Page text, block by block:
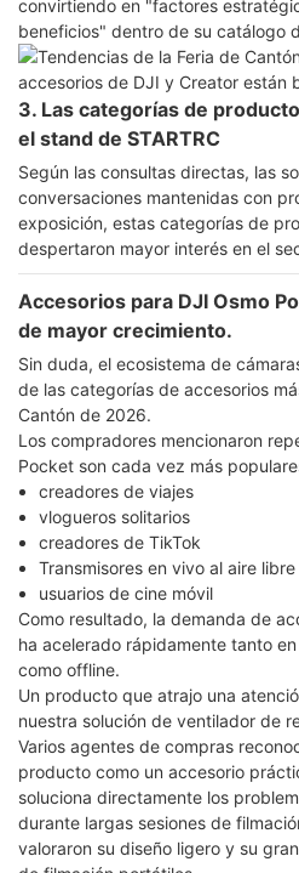
convirtiendo en "factores
beneficios" dentro de su catálogo
3. Las categorías de
el stand de STARTRC
Según las consultas directas, las
conversaciones mantenidas con
exposición, estas categorías de
despertaron mayor interés en el
Accesorios para DJI Osmo
de mayor crecimiento.
Sin duda, el ecosistema de
de las categorías de accesorios
Cantón de 2026.
Los compradores mencionaron
Pocket son cada vez más
creadores de viajes
vlogueros solitarios
creadores de TikTok
Transmisores en vivo al aire libre
usuarios de cine móvil
Como resultado, la demanda de
ha acelerado rápidamente tanto
como offline.
Un producto que atrajo una
nuestra solución de ventilador de
Varios agentes de compras
producto como un accesorio
soluciona directamente los
durante largas sesiones de
valoraron su diseño ligero y su